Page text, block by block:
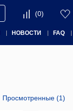
(0)
НОВОСТИ FAQ
Просмотренные (1)